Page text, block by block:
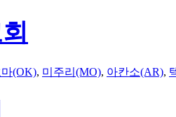
(OK), 미주리(MO), 아칸소(AR),